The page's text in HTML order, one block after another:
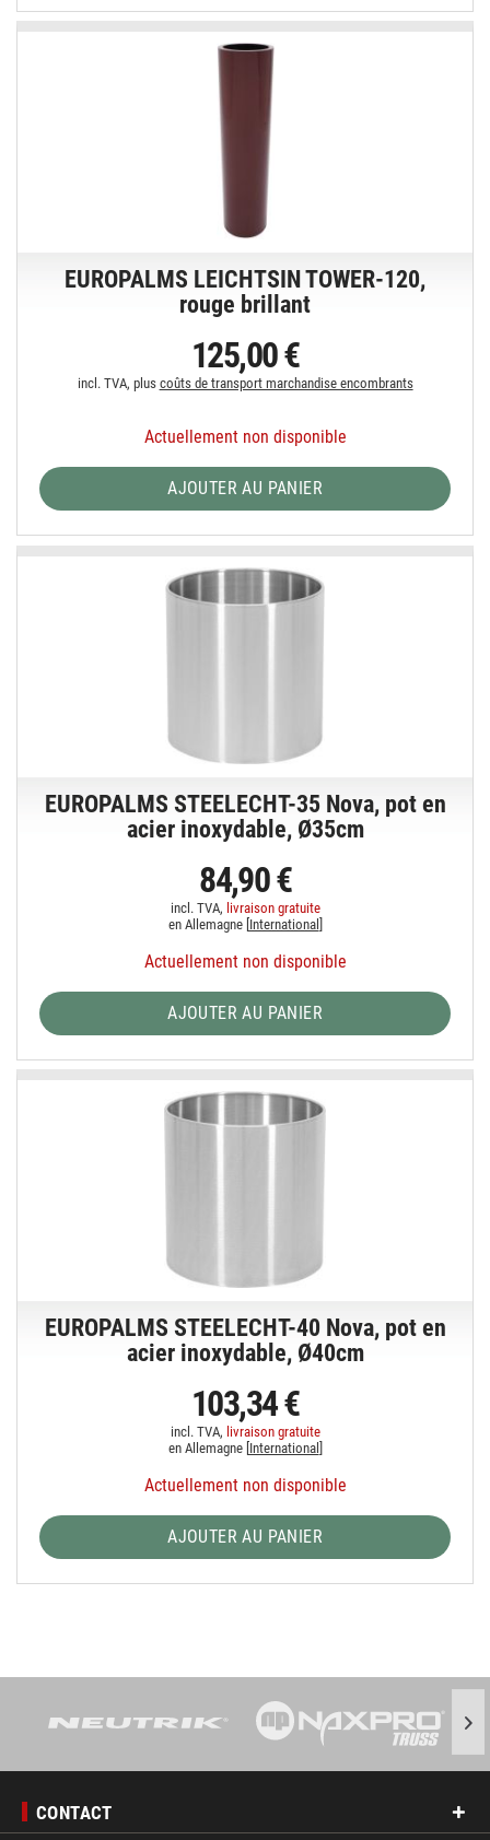
EUROPALMS LEICHTSIN TOWER-120,
rouge brillant
125,00 €
incl. TVA, plus coûts de transport marchandise encombrants
Actuellement non disponible
AJOUTER AU PANIER
EUROPALMS STEELECHT-35 Nova, pot en
acier inoxydable, Ø35cm
84,90 €
incl. TVA, livraison gratuite
en Allemagne [ International
Actuellement non disponible
AJOUTER AU PANIER
EUROPALMS STEELECHT-40 Nova, pot en
acier inoxydable, Ø40cm
103,34 €
incl. TVA, livraison gratuite
en Allemagne [ International
Actuellement non disponible
AJOUTER AU PANIER
CONTACT